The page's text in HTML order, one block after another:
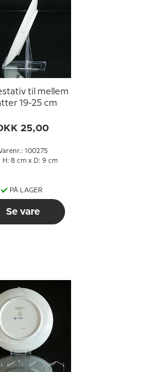
til mellem
19-25 cm
25,00
100275
H: 8 cm x D: 9 cm
PÅ LAGER
Se vare